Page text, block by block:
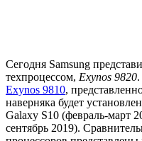
Сегодня Samsung
техпроцессом, Exynos 9820
Exynos 9810,
наверняка будет
Galaxy S10 (февраль-март
сентябрь 2019).